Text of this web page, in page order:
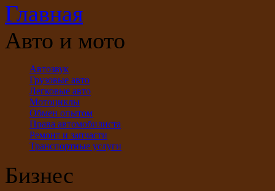
Главная
Авто и мото
Автозвук
Грузовые авто
Легковые авто
Мотоциклы
Обмен опытом
Права автомобилиста
Ремонт и запчасти
Транспортные услуги
Бизнес